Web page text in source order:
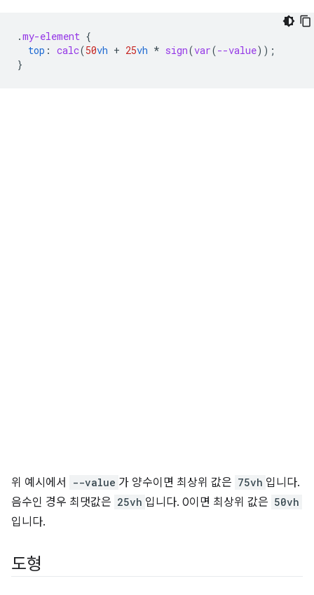
.my-element {
top : calc(50vh + 25vh * sign(var(--value)) ;
}
위 예시에서 --value 가 양수이면 최상위 값은 75vh 입니다.
음수인 경우 최댓값은 25vh 입니다. 0이면 최상위 값은 50vh
입니다.
도형